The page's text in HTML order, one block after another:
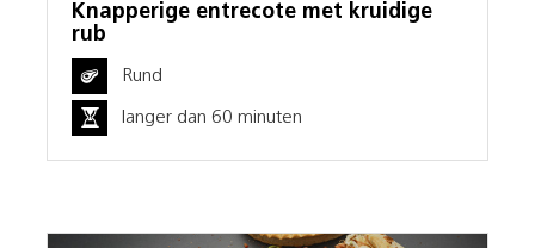
Knapperige entrecote met kruidige
rub
Rund
langer dan 60 minuten